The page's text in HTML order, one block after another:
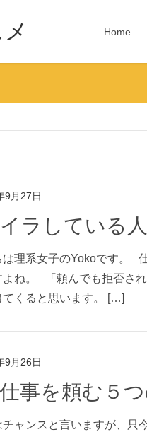
Home
9月27日
イラしている
は理系女子のYokoです。
よね。 「頼んでも拒否さ
てくると思います。 […]
9月26日
仕事を頼む５
チャンスと言いますが、只